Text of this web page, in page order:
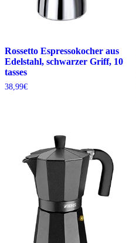
Rossetto Espressokocher aus
Edelstahl, schwarzer Griff, 10
tasses
38,99€